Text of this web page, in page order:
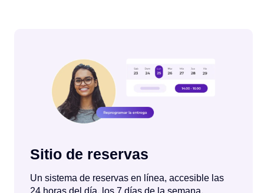
Sitio de reservas
Un sistema de reservas en línea, accesible las
24 horas del día, los 7 días de la semana,